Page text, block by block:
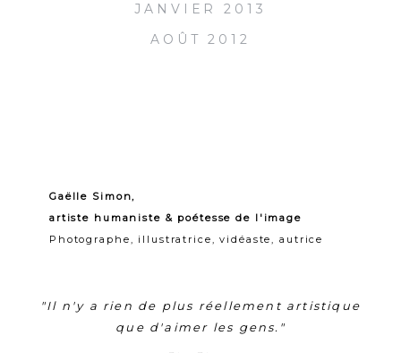
JANVIER 2013
AOÛT 2012
Gaëlle Simon,
artiste humaniste & poétesse de l'image
Photographe, illustratrice, vidéaste, autrice
"Il n'y a rien de plus réellement artistique
que d'aimer les gens."